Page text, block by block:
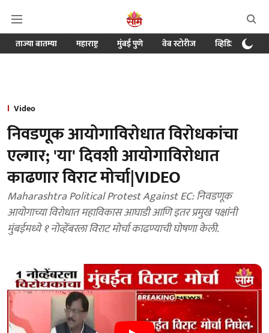
ताज्या बातम्या महाराष्ट्र मुंबई पुणे वेब स्टोरीज व्हिडिओ
Video
निवडणूक आयोगाविरोधात विरोधकांचा
एल्गार; 'या' दिवशी आयोगाविरोधात
काढणार विराट मोर्चा|VIDEO
Maharashtra Political Protest Against EC: निवडणूक
आयोगाच्या विरोधात महाविकास आघाडी आणि इतर प्रमुख पक्षांनी
मुंबईमध्ये १ नोव्हेंबरला विराट मोर्चा काढण्याची घोषणा केली.